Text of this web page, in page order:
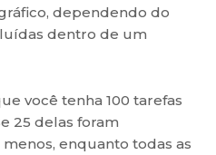
dependendo do
dentro de um
você tenha 100 tarefas
25 delas foram
enquanto todas as